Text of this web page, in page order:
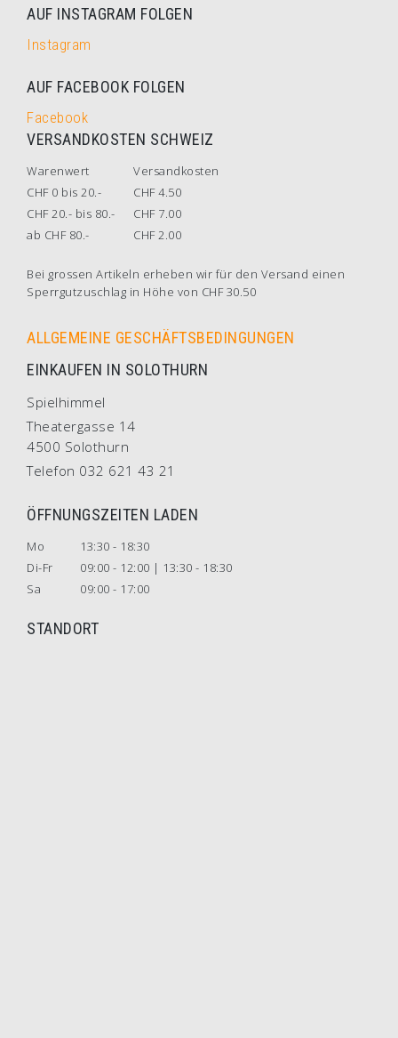
AUF INSTAGRAM FOLGEN
Instagram
AUF FACEBOOK FOLGEN
Facebook
VERSANDKOSTEN SCHWEIZ
Warenwert
Versandkosten
CHF 0 bis 20.-
CHF 4.50
CHF 20.- bis 80.-
CHF 7.00
ab CHF 80.-
CHF 2.00
Bei grossen Artikeln erheben wir für den Versand einen
Sperrgutzuschlag in Höhe von CHF 30.50
ALLGEMEINE GESCHÄFTSBEDINGUNGEN
EINKAUFEN IN SOLOTHURN
Spielhimmel
Theatergasse 14
4500 Solothurn
Telefon 032 621 43 21
ÖFFNUNGSZEITEN LADEN
Mo
13:30 - 18:30
Di-Fr
09:00 - 12:00 | 13:30 - 18:30
Sa
09:00 - 17:00
STANDORT